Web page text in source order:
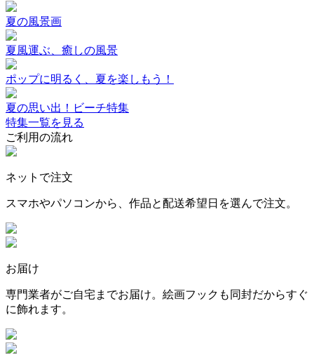
夏の風景画
夏風運ぶ、癒しの風景
ポップに明るく、夏を楽しもう！
夏の思い出！ビーチ特集
特集一覧を見る
ご利用の流れ
ネットで注文
スマホやパソコンから、作品と配送希望日を選んで注文。
お届け
専門業者がご自宅までお届け。絵画フックも同封だからすぐ
に飾れます。